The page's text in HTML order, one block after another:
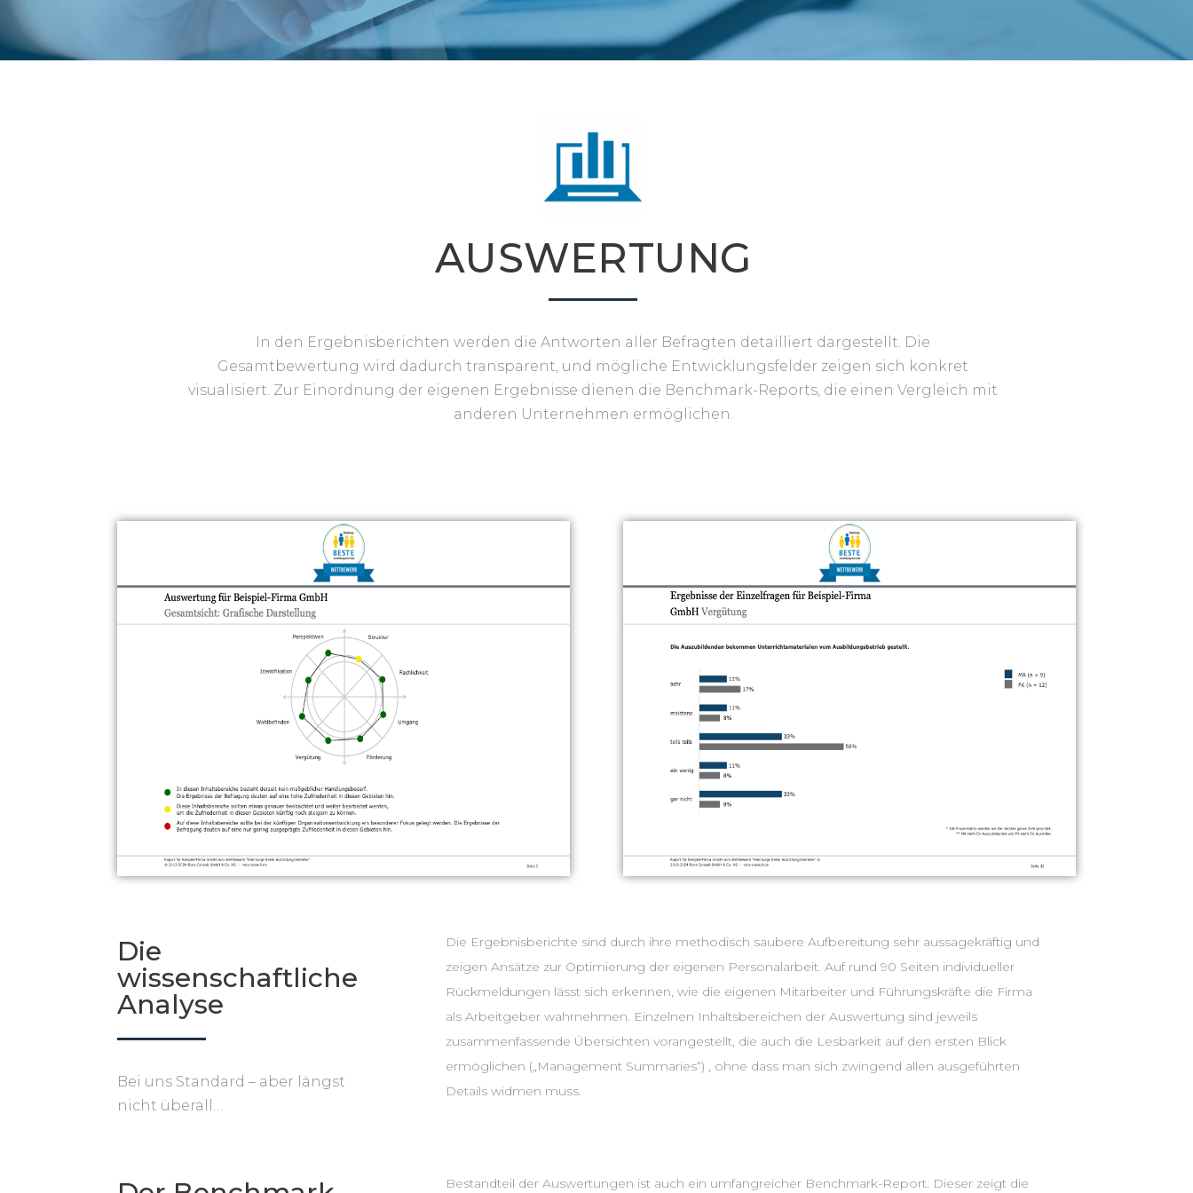
AUSWERTUNG
In den Ergebnisberichten werden die Antworten aller Befragten detailliert dargestellt. Die
Gesamtbewertung wird dadurch transparent, und mögliche Entwicklungsfelder zeigen sich konkret
visualisiert. Zur Einordnung der eigenen Ergebnisse dienen die Benchmark-Reports, die einen Vergleich mit
anderen Unternehmen ermöglichen.
Die
wissenschaftliche
Analyse
Bei uns Standard – aber längst
nicht überall…
Die Ergebnisberichte sind durch ihre methodisch saubere Aufbereitung sehr aussagekräftig und
zeigen Ansätze zur Optimierung der eigenen Personalarbeit. Auf rund 90 Seiten individueller
Rückmeldungen lässt sich erkennen, wie die eigenen Mitarbeiter und Führungskräfte die Firma
als Arbeitgeber wahrnehmen. Einzelnen Inhaltsbereichen der Auswertung sind jeweils
zusammenfassende Übersichten vorangestellt, die auch die Lesbarkeit auf den ersten Blick
ermöglichen („Management Summaries“) , ohne dass man sich zwingend allen ausgeführten
Details widmen muss.
Bestandteil der Auswertungen ist auch ein umfangreicher Benchmark-Report. Dieser zeigt die